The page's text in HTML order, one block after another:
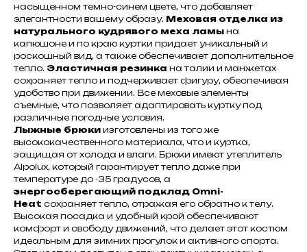
насыщенном темно-синем цвете, что добавляет
элегантности вашему образу. Меховая отделка из
натурального кудрявого меха ламы на
капюшоне и по краю куртки придает уникальный и
роскошный вид, а также обеспечивает дополнительное
тепло. Эластичная резинка на талии и манжетах
сохраняет тепло и подчеркивает фигуру, обеспечивая
удобство при движении. Все меховые элементы
съемные, что позволяет адаптировать куртку под
различные погодные условия.
Лыжные брюки изготовлены из того же
высококачественного материала, что и куртка,
защищая от холода и влаги. Брюки имеют утеплитель
Alpolux, который гарантирует тепло даже при
температуре до -35 градусов, а
энергосберегающий подклад Omni-
Heat сохраняет тепло, отражая его обратно к телу.
Высокая посадка и удобный крой обеспечивают
комфорт и свободу движений, что делает этот костюм
идеальным для зимних прогулок и активного спорта.